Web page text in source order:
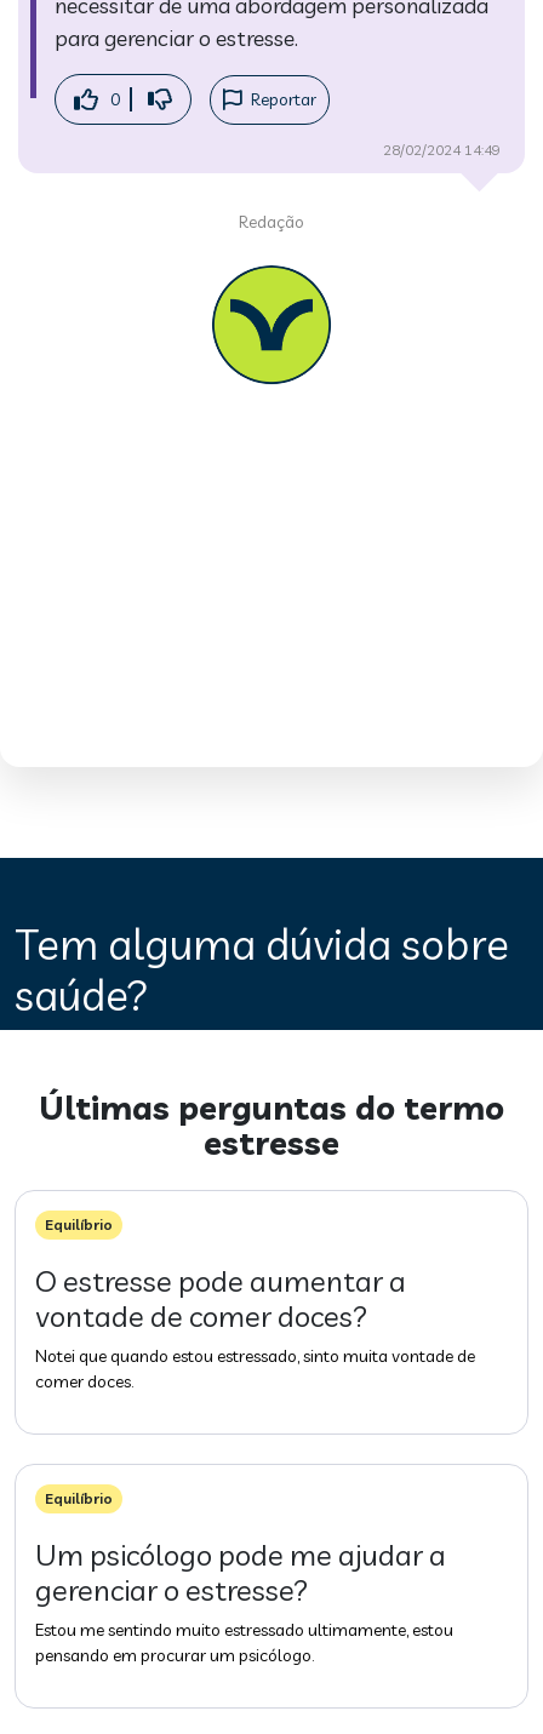
para gerenciar o estresse.
0 Reportar
28/02/2024 14:49
Redação
Tem alguma dúvida sobre
saúde?
Últimas perguntas do termo
estresse
Equilíbrio
O estresse pode aumentar a
vontade de comer doces?
Notei que quando estou estressado, sinto muita vontade de
comer doces.
Equilíbrio
Um psicólogo pode me ajudar a
gerenciar o estresse?
Estou me sentindo muito estressado ultimamente, estou
pensando em procurar um psicólogo.